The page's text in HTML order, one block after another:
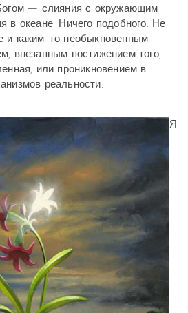
— слияния с окружающим
в океане. Ничего подобного. Не
и каким-то необыкновенным
внезапным постижением того,
или проникновением в
реальности.
Я